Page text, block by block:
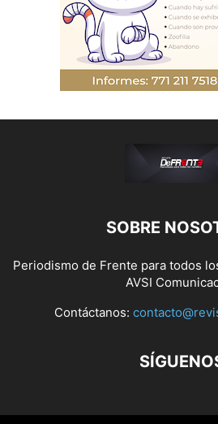
SOBRE
Periodismo de Frente para todos
AVSI
Contáctanos: